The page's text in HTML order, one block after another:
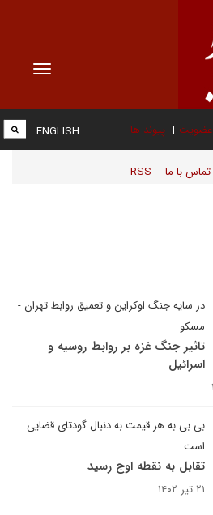
Toggle
عضویت پیوند ها
تماس با ما RSS
ENGLISH
در سایه جنگ اوکراین و تعمیق روابط تهران -
مسکو
تاثیر جنگ غزه بر روابط روسیه و
اسرائیل
بی بی به هر قیمت به دنبال گودتای قضایی
است
تقابل به نقطه اوج رسید
۲۱ تیر ۱۴۰۲